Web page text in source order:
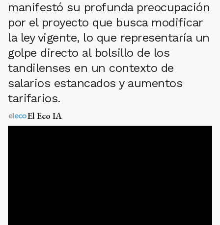
manifestó su profunda preocupación
por el proyecto que busca modificar
la ley vigente, lo que representaría un
golpe directo al bolsillo de los
tandilenses en un contexto de
salarios estancados y aumentos
tarifarios.
El Eco IA